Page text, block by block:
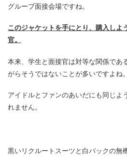
グループ面接会場ですね。
このジャケットを手にとり、購入しよ
官。
本来、学生と面接官は対等な関係であ
がらそうではないことが多いですよね。
アイドルとファンのあいだにも同じよ
れません。
黒いリクルートスーツと白バックの無